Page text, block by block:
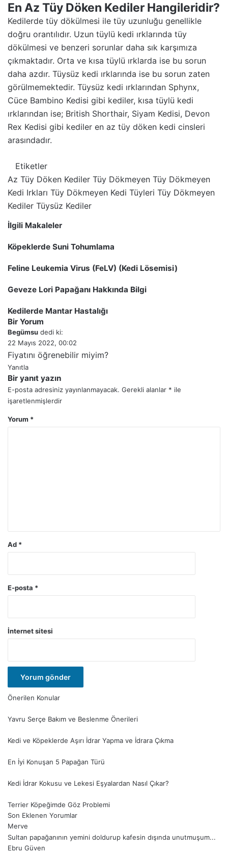
En Az Tüy Döken Kediler Hangileridir?
Kedilerde tüy dökülmesi ile tüy uzunluğu genellikle
doğru orantılıdır. Uzun tüylü kedi ırklarında tüy
dökülmesi ve benzeri sorunlar daha sık karşımıza
çıkmaktadır. Orta ve kısa tüylü ırklarda ise bu sorun
daha azdır. Tüysüz kedi ırklarında ise bu sorun zaten
görülmemektedir. Tüysüz kedi ırklarından Sphynx,
Cüce Bambino Kedisi gibi kediler, kısa tüylü kedi
ırklarından ise; British Shorthair, Siyam Kedisi, Devon
Rex Kedisi gibi kediler en az tüy döken kedi cinsleri
arasındadır.
Etiketler
Az Tüy Döken Kediler Tüy Dökmeyen Tüy Dökmeyen
Kedi Irkları Tüy Dökmeyen Kedi Tüyleri Tüy Dökmeyen
Kediler Tüysüz Kediler
L
n
e
I
T
m
l
P
n
e
e
t
R
d
i
S
y
e
W
a
s
p
T
l
g
a
E
P
s
a
l
e
p
a
y
l
a
ş
Y
z
ı
İlgili Makaleler
Köpeklerde Suni Tohumlama
Feline Leukemia Virus (FeLV) (Kedi Lösemisi)
Geveze Lori Papağanı Hakkında Bilgi
Kedilerde Mantar Hastalığı
Bir Yorum
Begümsu dedi ki:
22 Mayıs 2022, 00:02
Fiyatını öğrenebilir miyim?
Yanıtla
Bir yanıt yazın
E-posta adresiniz yayınlanmayacak. Gerekli alanlar * ile
işaretlenmişlerdir
Yorum *
Ad *
E-posta *
İnternet sitesi
Önerilen Konular
Yavru Serçe Bakım ve Beslenme Önerileri
Kedi ve Köpeklerde Aşırı İdrar Yapma ve İdrara Çıkma
En İyi Konuşan 5 Papağan Türü
Kedi İdrar Kokusu ve Lekesi Eşyalardan Nasıl Çıkar?
Terrier Köpeğimde Göz Problemi
Son Eklenen Yorumlar
Merve
Sultan papağanının yemini doldurup kafesin dışında unutmuşum...
Ebru Güven